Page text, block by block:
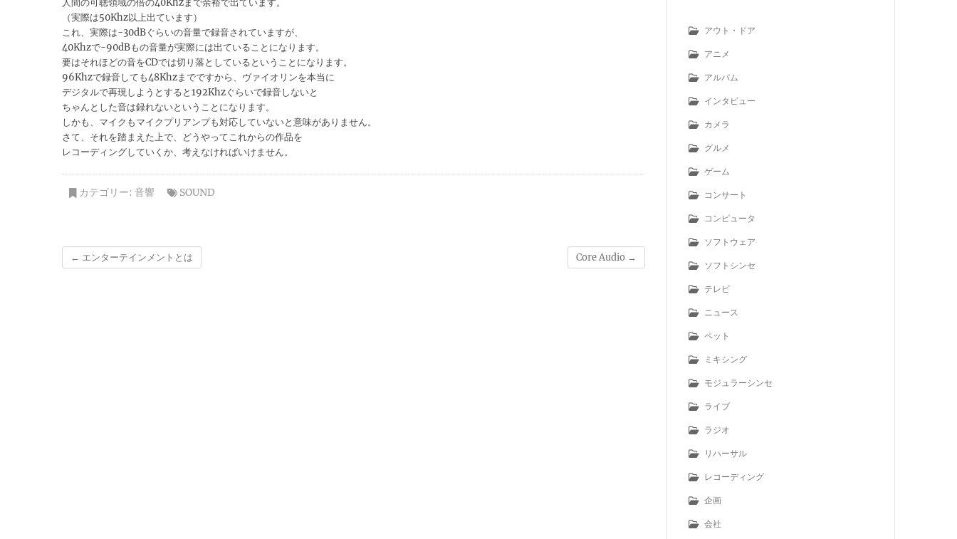
人間の可聴領域の倍の40Khzまで余裕で出ています。
（実際は50Khz以上出ています）
これ、実際は-30dBぐらいの音量で録音されていますが、
40Khzで-90dBもの音量が実際には出ていることになります。
要はそれほどの音をCDでは切り落としているということになります。
96Khzで録音しても48Khzまでですから、ヴァイオリンを本当に
デジタルで再現しようとすると192Khzぐらいで録音しないと
ちゃんとした音は録れないということになります。
しかも、マイクもマイクプリアンプも対応していないと意味がありません。
さて、それを踏まえた上で、どうやってこれからの作品を
レコーディングしていくか、考えなければいけません。
カテゴリー: 音響 SOUND
← エンターテインメントとは Core Audio →
アウト・ドア
アニメ
アルバム
インタビュー
カメラ
グルメ
ゲーム
コンサート
コンピュータ
ソフトウェア
ソフトシンセ
テレビ
ニュース
ペット
ミキシング
モジュラーシンセ
ライブ
ラジオ
リハーサル
レコーディング
企画
会社